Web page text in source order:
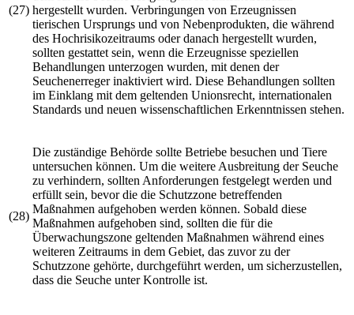
(27) hergestellt wurden. Verbringungen von Erzeugnissen
tierischen Ursprungs und von Nebenprodukten, die während
des Hochrisikozeitraums oder danach hergestellt wurden,
sollten gestattet sein, wenn die Erzeugnisse speziellen
Behandlungen unterzogen wurden, mit denen der
Seuchenerreger inaktiviert wird. Diese Behandlungen sollten
im Einklang mit dem geltenden Unionsrecht, internationalen
Standards und neuen wissenschaftlichen Erkenntnissen stehen.
(28)
Die zuständige Behörde sollte Betriebe besuchen und Tiere
untersuchen können. Um die weitere Ausbreitung der Seuche
zu verhindern, sollten Anforderungen festgelegt werden und
erfüllt sein, bevor die die Schutzzone betreffenden
Maßnahmen aufgehoben werden können. Sobald diese
Maßnahmen aufgehoben sind, sollten die für die
Überwachungszone geltenden Maßnahmen während eines
weiteren Zeitraums in dem Gebiet, das zuvor zu der
Schutzzone gehörte, durchgeführt werden, um sicherzustellen,
dass die Seuche unter Kontrolle ist.